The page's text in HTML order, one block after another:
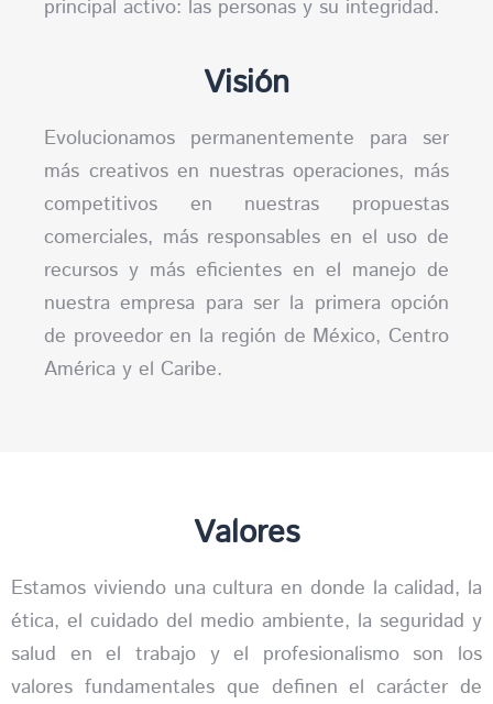
principal activo: las personas y su integridad.
Visión
Evolucionamos permanentemente para ser
más creativos en nuestras operaciones, más
competitivos en nuestras propuestas
comerciales, más responsables en el uso de
recursos y más eficientes en el manejo de
nuestra empresa para ser la primera opción
de proveedor en la región de México, Centro
América y el Caribe.
Valores
Estamos viviendo una cultura en donde la calidad, la
ética, el cuidado del medio ambiente, la seguridad y
salud en el trabajo y el profesionalismo son los
valores fundamentales que definen el carácter de